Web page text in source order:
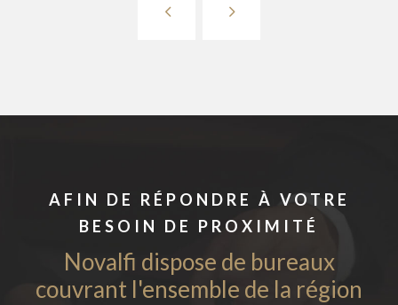
AFIN DE RÉPONDRE À VOTRE
BESOIN DE PROXIMITÉ
Novalfi dispose de bureaux
couvrant l'ensemble de la région